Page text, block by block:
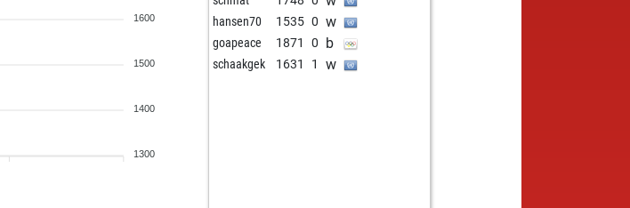
1600
1500
1400
1300
hansen70 1535 0 w
goapeace 1871 0 b
schaakgek 1631 1 w